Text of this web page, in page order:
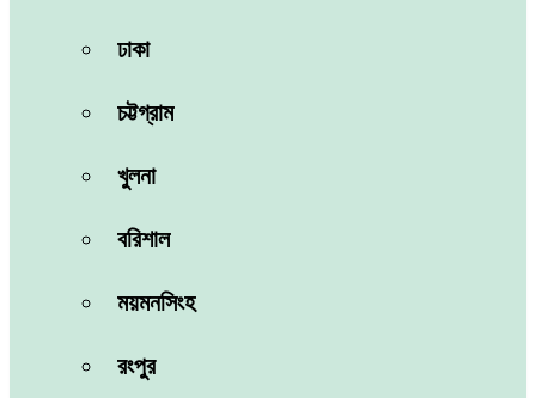
ঢাকা
চট্টগ্রাম
খুলনা
বরিশাল
ময়মনসিংহ
রংপুর